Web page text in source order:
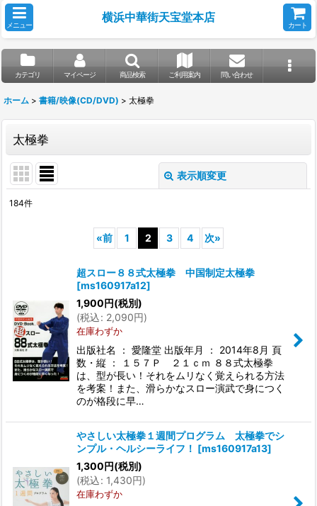
メニュー
横浜中華街天宝堂本店
カート
カテゴリ マイページ 商品検索 ご利用案内 問い合わせ
ホーム > 書籍/映像(CD/DVD) > 太極拳
太極拳
表示順変更
絞り込む
184件
«前 1 2 3 4 次»
超スロー８８式太極拳 中国制定太極拳
[ms160917a12]
1,900円(税別)
(税込: 2,090円)
在庫わずか
出版社名 ： 愛隆堂 出版年月 ： 2014年8月 頁
数・縦 ： １５７Ｐ ２１ｃｍ ８８式太極拳
は、型が長い！それをムリなく覚えられる方法
を考案！また、滑らかなスロー演武で身につく
のが格段に早…
やさしい太極拳１週間プログラム 太極拳でシ
ンプル・ヘルシーライフ！ [ms160917a13]
1,300円(税別)
(税込: 1,430円)
在庫わずか